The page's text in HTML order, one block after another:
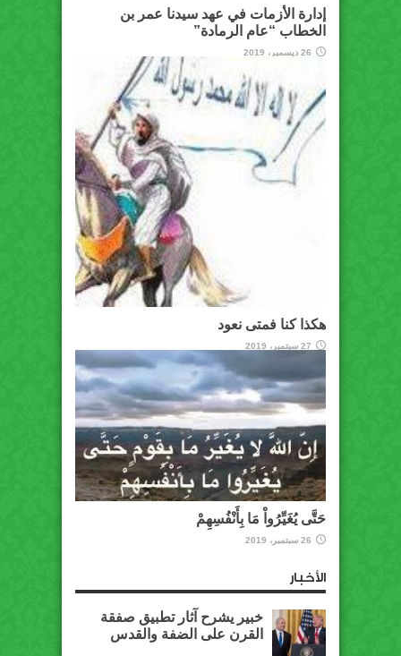
إدارة الأزمات في عهد سيدنا عمر بن
الخطاب “عام الرمادة”
26 ديسمبر، 2019
هكذا كنا فمتى نعود
27 سبتمبر، 2019
حَتَّى يُغَيِّرُواْ مَا بِأَنْفُسِهِمْ
26 سبتمبر، 2019
الأخبار
خبير يشرح آثار تطبيق صفقة
القرن على الضفة والقدس